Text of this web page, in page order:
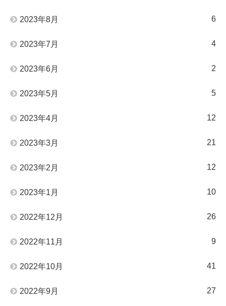
2023年8月 6
2023年7月 4
2023年6月 2
2023年5月 5
2023年4月 12
2023年3月 21
2023年2月 12
2023年1月 10
2022年12月 26
2022年11月 9
2022年10月 41
2022年9月 27